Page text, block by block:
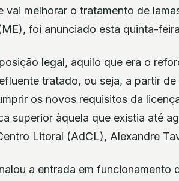
vai melhorar o tratamento de
foi anunciado esta quinta-
legal, aquilo que era o
tratado, ou seja, a partir de
os novos requisitos da
superior àquela que existia até
Litoral (AdCL), Alexandre
a entrada em funcionamento